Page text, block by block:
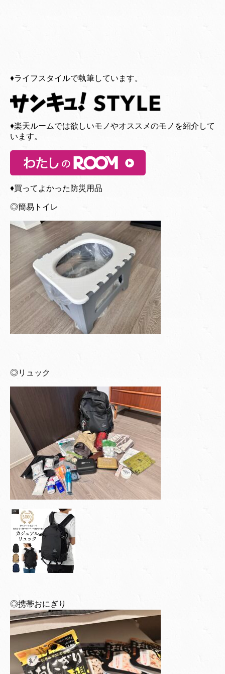
♦︎ライフスタイルで執筆しています。
♦︎楽天ルームでは欲しいモノやオススメのモノを紹介して
います。
♦︎買ってよかった防災用品
◎簡易トイレ
◎リュック
◎携帯おにぎり